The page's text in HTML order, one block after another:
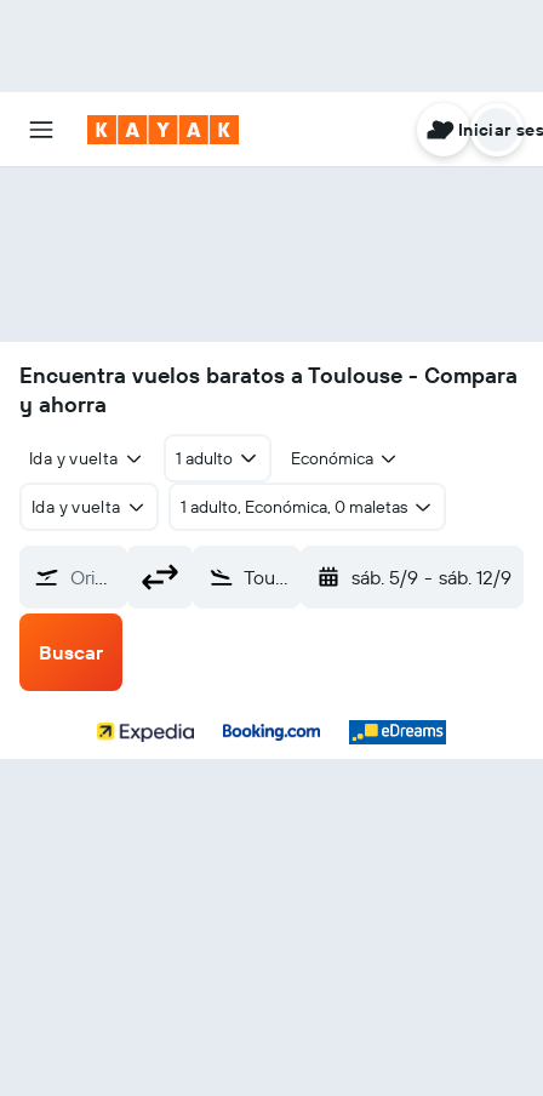
Iniciar
Encuentra vuelos baratos a Toulouse - Compara
y ahorra
Ida y vuelta 1 adulto Económica
Ida y vuelta 1 adulto, Económica, 0 maletas
Origen Toulouse-Blagnac (TLS) sáb. 5/9 - sáb. 12/9
Buscar